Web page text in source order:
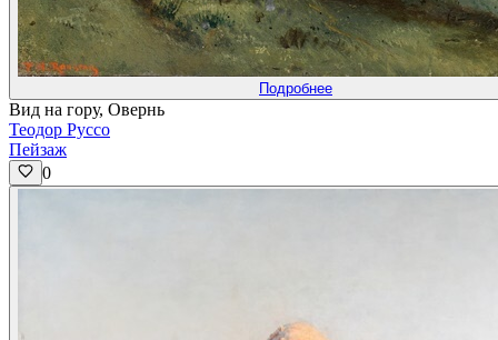
Подробнее
Вид на гору, Овернь
Теодор Руссо
Пейзаж
0